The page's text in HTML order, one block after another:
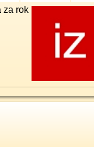
za rok